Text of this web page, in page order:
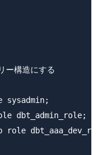
ー構造にする
dbt_admin_role;